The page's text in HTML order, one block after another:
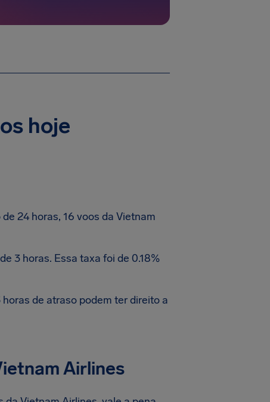
hoje
24 horas, 16 voos da Vietnam
3 horas. Essa taxa foi de 0.18%
de atraso podem ter direito a
Airlines